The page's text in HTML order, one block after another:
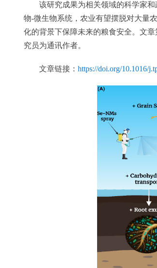
该研究成果为相关领域的科学家和
物-微生物系统，农业有望摆脱对大量
化的背景下保障未来的粮食安全。文章
究员为通讯作者。
文章链接： https://doi.org/10.1016/